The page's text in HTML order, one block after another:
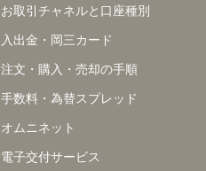
お取引チャネルと口座種別
入出金・岡三カード
注文・購入・売却の手順
手数料・為替スプレッド
オムニネット
電子交付サービス